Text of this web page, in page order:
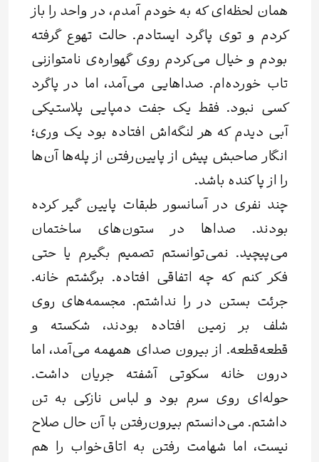
همان لحظه‌ای که به خودم آمدم، در واحد را باز
کردم و توی پاگرد ایستادم. حالت تهوع گرفته
بودم و خیال می‌کردم روی گهواره‌ی نامتوازنی
تاب خورده‌ام. صداهایی می‌آمد، اما در پاگرد
کسی نبود. فقط یک جفت دمپایی پلاستیکی
آبی دیدم که هر لنگه‌اش افتاده بود یک‌ وری؛
انگار صاحبش پیش از پایین‌رفتن از پله‌ها آن‌ها
را از پا کنده باشد.
چند نفری در آسانسور طبقات پایین گیر کرده
بودند. صداها در ستون‌های ساختمان
می‌پیچید. نمی‌توانستم تصمیم بگیرم یا حتی
فکر کنم که چه اتفاقی افتاده. برگشتم خانه.
جرئت بستن در را نداشتم. مجسمه‌های روی
شلف بر زمین افتاده بودند، شکسته و
قطعه‌قطعه. از بیرون صدای همهمه می‌آمد، اما
درون خانه سکوتی آشفته جریان داشت.
حوله‌ای روی سرم بود و لباس نازکی به تن
داشتم. می‌دانستم بیرون‌رفتن با آن حال صلاح
نیست، اما شهامت رفتن به اتاق‌خواب را هم